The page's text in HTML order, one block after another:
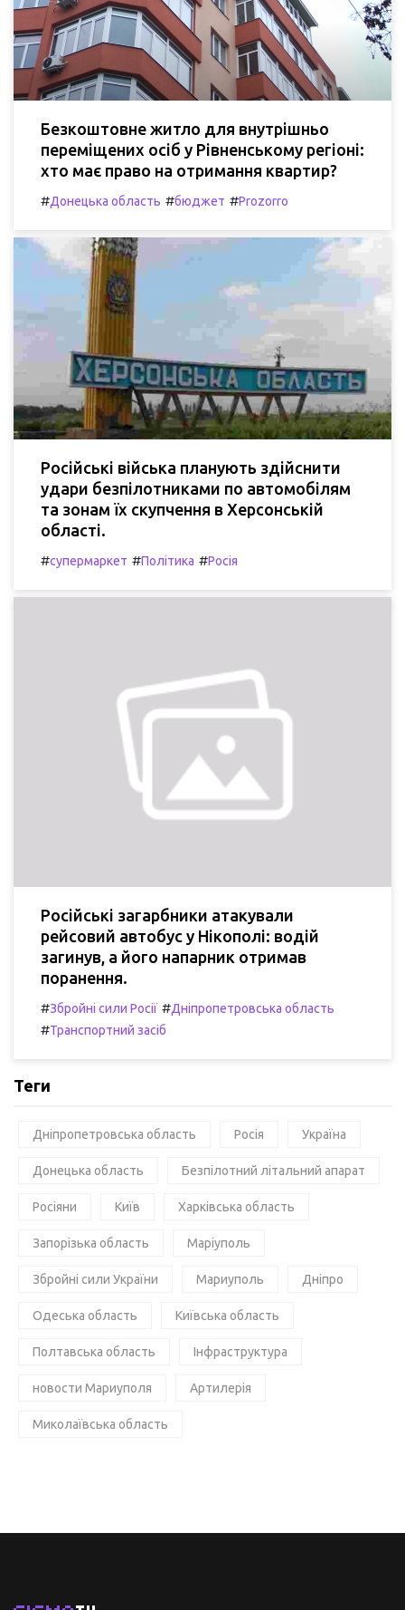
Безкоштовне житло для внутрішньо
переміщених осіб у Рівненському регіоні:
хто має право на отримання квартир?
#Донецька область #бюджет #Prozorro
Російські війська планують здійснити
удари безпілотниками по автомобілям
та зонам їх скупчення в Херсонській
області.
#супермаркет #Політика #Росія
Російські загарбники атакували
рейсовий автобус у Нікополі: водій
загинув, а його напарник отримав
поранення.
#Збройні сили Росії #Дніпропетровська область
#Транспортний засіб
Теги
Дніпропетровська область Росія Україна
Донецька область Безпілотний літальний апарат
Росіяни Київ Харківська область
Запорізька область Маріуполь
Збройні сили України Мариуполь Дніпро
Одеська область Київська область
Полтавська область Інфраструктура
новости Мариуполя Артилерія
Миколаївська область